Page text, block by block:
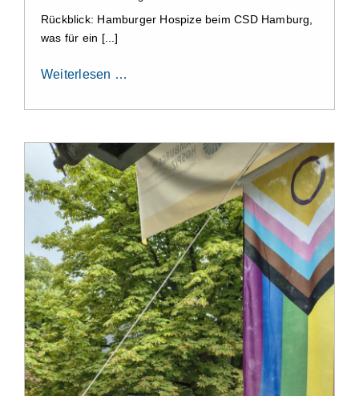
Rückblick: Hamburger Hospize beim CSD Hamburg,
was für ein [...]
Weiterlesen …